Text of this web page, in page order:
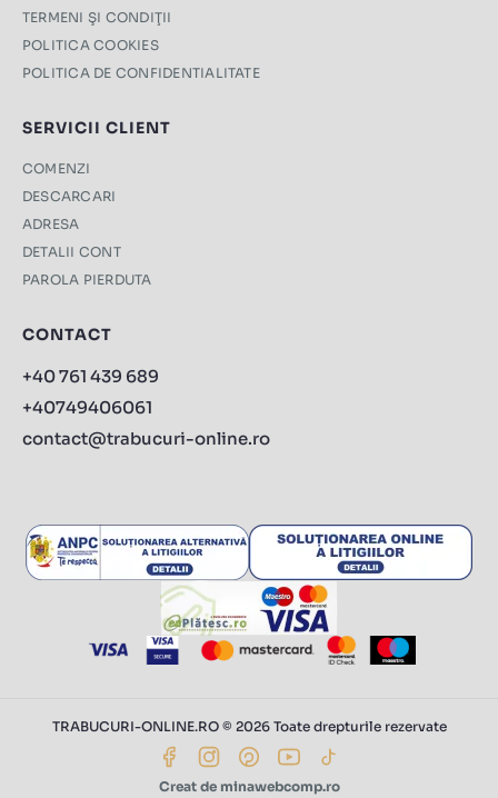
TERMENI ŞI CONDIŢII
POLITICA COOKIES
POLITICA DE CONFIDENTIALITATE
SERVICII CLIENT
COMENZI
DESCARCARI
ADRESA
DETALII CONT
PAROLA PIERDUTA
CONTACT
+40 761 439 689
+40749406061
contact@trabucuri-online.ro
TRABUCURI-ONLINE.RO © 2026 Toate drepturile rezervate
Creat de minawebcomp.ro